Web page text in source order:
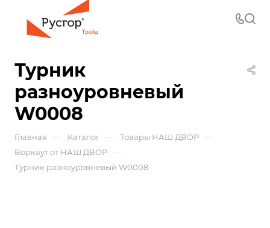
Турник
разноуровневый
W0008
Главная — Каталог — Товары НАШ ДВОР —
Воркаут от НАШ ДВОР —
Турник разноуровневый W0008